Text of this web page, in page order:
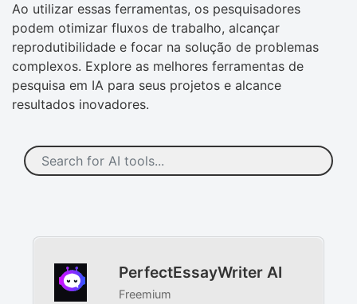
Ao utilizar essas ferramentas, os pesquisadores
podem otimizar fluxos de trabalho, alcançar
reprodutibilidade e focar na solução de problemas
complexos. Explore as melhores ferramentas de
pesquisa em IA para seus projetos e alcance
resultados inovadores.
PerfectEssayWriter AI
Freemium